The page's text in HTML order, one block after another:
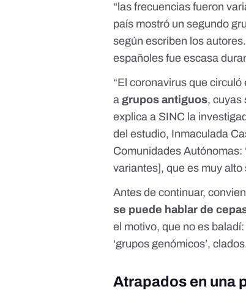
“las frecuencias fueron
país mostró un segundo
según escriben los
españoles fue escasa
“El coronavirus que
a grupos antiguos, cuyas
explica a SINC la
del estudio, Inmaculada
Comunidades Autónomas:
variantes], que es muy
Antes de continuar,
se puede hablar de
el motivo, que no es
‘grupos genómicos’,
Atrapados en una